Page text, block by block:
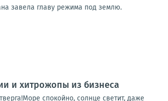
завела главу режима под землю.
и хитрожопы из бизнеса
спокойно, солнце светит, даже